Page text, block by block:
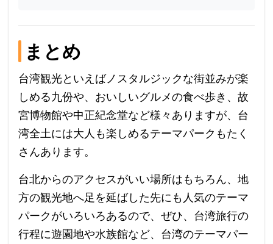
まとめ
台湾観光といえばノスタルジックな街並みが楽
しめる九份や、おいしいグルメの食べ歩き、故
宮博物館や中正紀念堂など様々ありますが、台
湾全土には大人も楽しめるテーマパークもたく
さんあります。
台北からのアクセスがいい場所はもちろん、地
方の観光地へ足を延ばした先にも人気のテーマ
パークがいろいろあるので、ぜひ、台湾旅行の
行程に遊園地や水族館など、台湾のテーマパー